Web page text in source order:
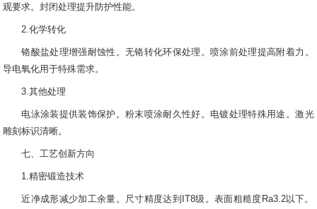
观要求。封闭处理提升防护性能。
2.化学转化
铬酸盐处理增强耐蚀性。无铬转化环保处理。喷涂前处理提高附着力。
导电氧化用于特殊需求。
3.其他处理
电泳涂装提供装饰保护。粉末喷涂耐久性好。电镀处理特殊用途。激光
雕刻标识清晰。
七、工艺创新方向
1.精密锻造技术
近净成形减少加工余量。尺寸精度达到IT8级。表面粗糙度Ra3.2以下。